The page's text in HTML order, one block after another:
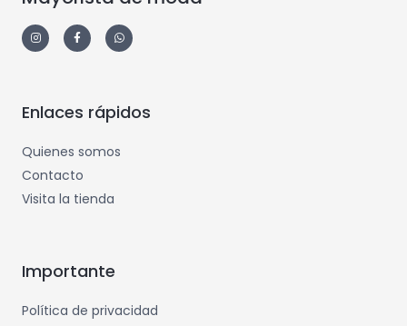
Enlaces rápidos
Quienes somos
Contacto
Visita la tienda
Importante
Política de privacidad